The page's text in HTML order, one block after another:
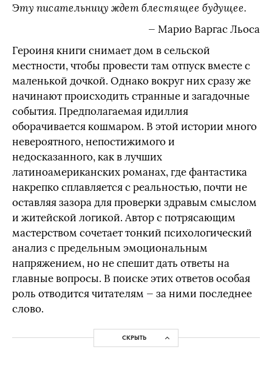
Эту писательницу ждет блестящее будущее.
— Марио Варгас Льоса
Героиня книги снимает дом в сельской
местности, чтобы провести там отпуск вместе с
маленькой дочкой. Однако вокруг них сразу же
начинают происходить странные и загадочные
события. Предполагаемая идиллия
оборачивается кошмаром. В этой истории много
невероятного, непостижимого и
недосказанного, как в лучших
латиноамериканских романах, где фантастика
накрепко сплавляется с реальностью, почти не
оставляя зазора для проверки здравым смыслом
и житейской логикой. Автор с потрясающим
мастерством сочетает тонкий психологический
анализ с предельным эмоциональным
напряжением, но не спешит дать ответы на
главные вопросы. В поиске этих ответов особая
роль отводится читателям — за ними последнее
слово.
СКРЫТЬ